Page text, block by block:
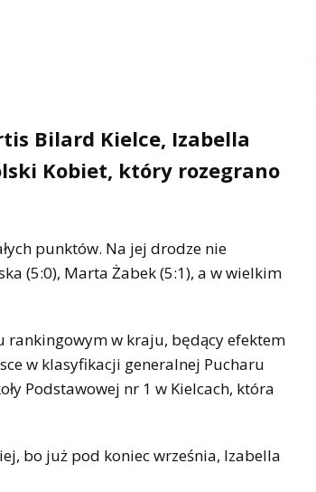
Bilard Kielce, Izabella
Kobiet, który rozegrano
punktów. Na jej drodze nie
(5:0), Marta Żabek (5:1), a w wielkim
rankingowym w kraju, będący efektem
w klasyfikacji generalnej Pucharu
Podstawowej nr 1 w Kielcach, która
bo już pod koniec września, Izabella